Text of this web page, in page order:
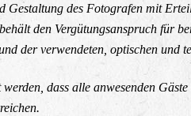
Gestaltung des Fotografen mit
den Vergütungsanspruch für
der verwendeten, optischen und
dass alle anwesenden